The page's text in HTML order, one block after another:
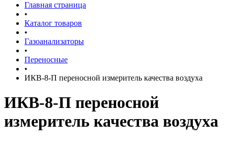
Главная страница
•
Каталог товаров
•
Газоанализаторы
•
Переносные
•
ИКВ-8-П переносной измеритель качества воздуха
ИКВ-8-П переносной
измеритель качества воздуха